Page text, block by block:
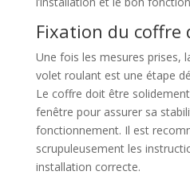
Fixation du
Une fois les mesures prises,
volet roulant est une étape
Le coffre doit être
fenêtre pour assurer sa
fonctionnement. Il est
scrupuleusement les
installation correcte.